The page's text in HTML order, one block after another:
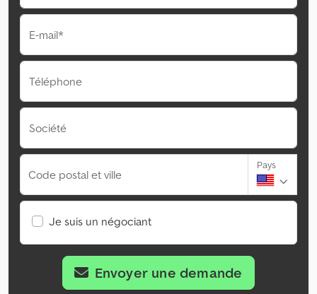
E-mail*
Téléphone
Société
Code postal et ville
Pays
Je suis un négociant
Envoyer une demande